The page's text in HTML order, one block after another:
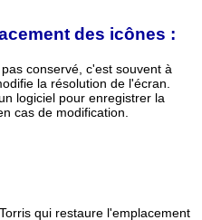
des icônes :
conservé, c'est souvent à
la résolution de l'écran.
logiciel pour enregistrer la
cas de modification.
qui restaure l'emplacement